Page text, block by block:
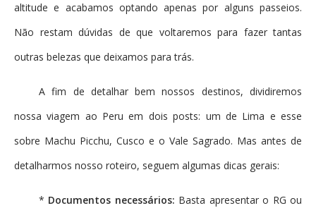
altitude e acabamos optando apenas por alguns passeios.
Não restam dúvidas de que voltaremos para fazer tantas
outras belezas que deixamos para trás.
A fim de detalhar bem nossos destinos, dividiremos
nossa viagem ao Peru em dois posts: um de Lima e esse
sobre Machu Picchu, Cusco e o Vale Sagrado. Mas antes de
detalharmos nosso roteiro, seguem algumas dicas gerais:
* Documentos necessários: Basta apresentar o RG ou